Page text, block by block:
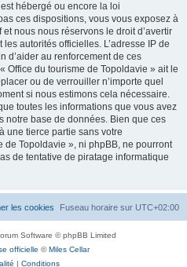
hébergé ou encore la loi
ces dispositions, vous vous exposez à
nous nous réservons le droit d’avertir
autorités officielles. L’adresse IP de
d’aider au renforcement de ces
Office du tourisme de Topoldavie » ait le
ou de verrouiller n’importe quel
si nous estimons cela nécessaire.
toutes les informations que vous avez
notre base de données. Bien que ces
une tierce partie sans votre
de Topoldavie », ni phpBB, ne pourront
de tentative de piratage informatique
Fuseau horaire sur UTC+02:00
les cookies
Software © phpBB Limited
officielle ©Miles Cellar
| Conditions